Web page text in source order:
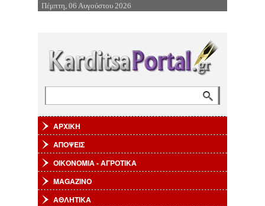
Επιστροφή στην Πλοήγηση
Πέμπτη, 06 Αυγούστου 2026
ΑΡΧΙΚΗ
ΑΠΟΨΕΙΣ
ΟΙΚΟΝΟΜΙΑ - ΑΓΡΟΤΙΚΑ
MAGAZINO
ΑΘΛΗΤΙΚΑ